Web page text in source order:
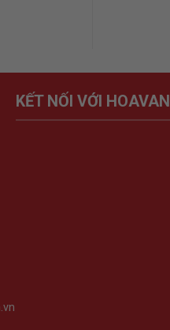
KẾT NỐI VỚI HOAVAN